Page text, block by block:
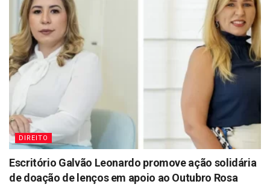
DIREITO
Escritório Galvão Leonardo promove ação solidária
de doação de lenços em apoio ao Outubro Rosa